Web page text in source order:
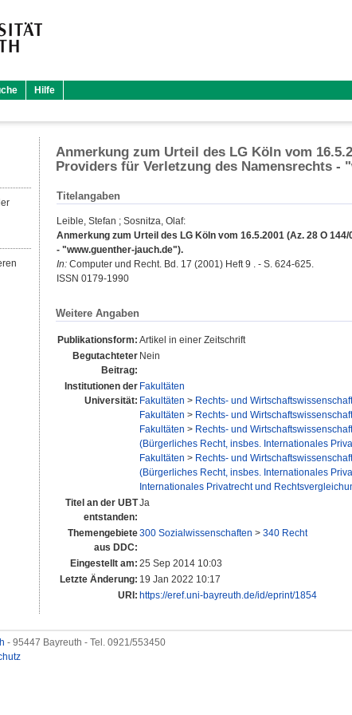
Hilfe
Anmerkung zum Urteil des LG Köln vom
Providers für Verletzung des Namensrechts -
Titelangaben
Leible, Stefan ; Sosnitza, Olaf:
Anmerkung zum Urteil des LG Köln vom 16.5.2001 (Az. 28 O
- "www.guenther-jauch.de").
In: Computer und Recht. Bd. 17 (2001) Heft 9 . - S. 624-625.
ISSN 0179-1990
Weitere Angaben
Publikationsform: Artikel in einer Zeitschrift
Begutachteter
Beitrag:
Nein
Institutionen der
Universität:
Fakultäten
Fakultäten > Rechts- und
Fakultäten > Rechts- und
Fakultäten > Rechts- und
(Bürgerliches Recht, insbes. Internationales
Fakultäten > Rechts- und
(Bürgerliches Recht, insbes. Internationales
Internationales Privatrecht und
Titel an der UBT
entstanden:
Ja
Themengebiete
aus DDC:
300 Sozialwissenschaften > 340 Recht
Eingestellt am: 25 Sep 2014 10:03
Letzte Änderung: 19 Jan 2022 10:17
URI: https://eref.uni-bayreuth.de/id/eprint/1854
- 95447 Bayreuth - Tel. 0921/553450